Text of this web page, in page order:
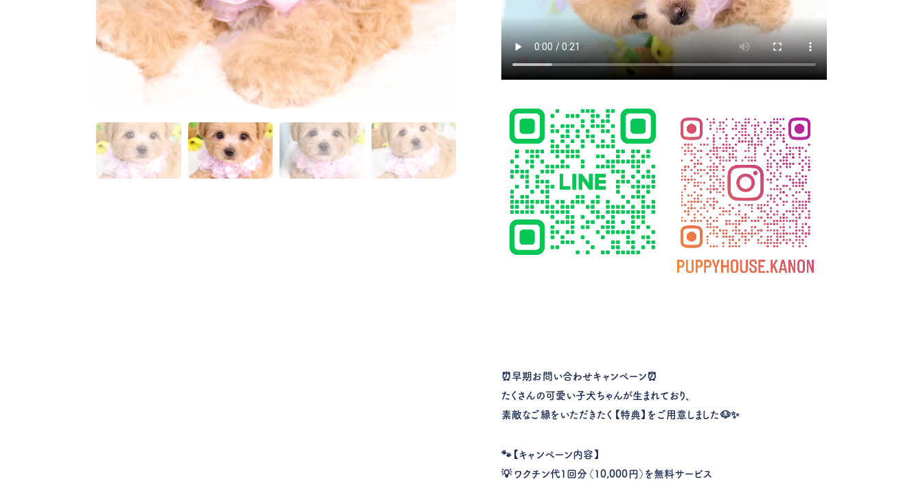
⏰ 早期お問い合わせキャンペーン ⏰
たくさんの可愛い子犬ちゃんが生まれており、
素敵なご縁をいただきたく【特典】をご用意しました🐶✨
🐾【キャンペーン内容】
💡 ワクチン代1回分（10,000円）を無料サービス